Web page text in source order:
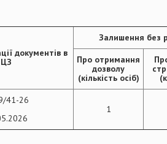
документів в
ЦЗ
Залишення без
Про отримання
дозволу
(кількість осіб)
41-26
1